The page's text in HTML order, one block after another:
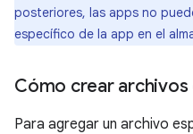
posteriores, las apps no
específico de la app en el
Cómo crear archivos
Para agregar un archivo